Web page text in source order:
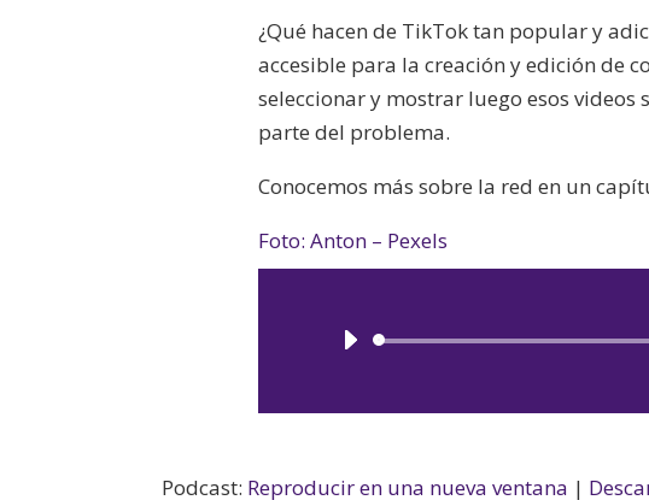
¿Qué hacen de TikTok tan popular y
accesible para la creación y edición de
seleccionar y mostrar luego esos
parte del problema.
Conocemos más sobre la red en un
Foto: Anton – Pexels
Podcast: Reproducir en una nueva ventana |